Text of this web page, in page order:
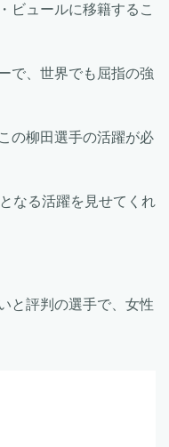
ビュールに移籍するこ
で、世界でも屈指の強
の柳田選手の活躍が必
なる活躍を見せてくれ
と評判の選手で、女性